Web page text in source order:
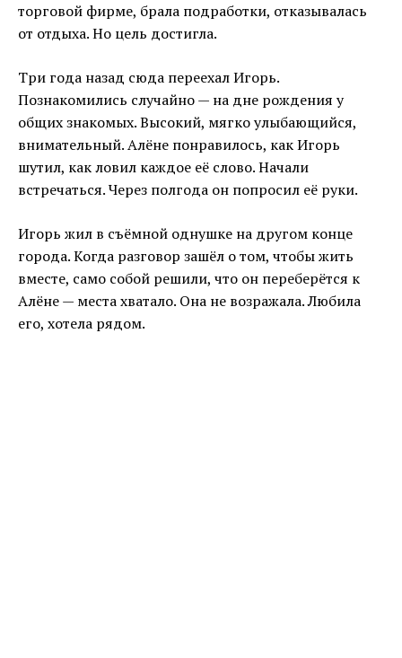
торговой фирме, брала подработки, отказывалась
от отдыха. Но цель достигла.
Три года назад сюда переехал Игорь.
Познакомились случайно — на дне рождения у
общих знакомых. Высокий, мягко улыбающийся,
внимательный. Алёне понравилось, как Игорь
шутил, как ловил каждое её слово. Начали
встречаться. Через полгода он попросил её руки.
Игорь жил в съёмной однушке на другом конце
города. Когда разговор зашёл о том, чтобы жить
вместе, само собой решили, что он переберётся к
Алёне — места хватало. Она не возражала. Любила
его, хотела рядом.